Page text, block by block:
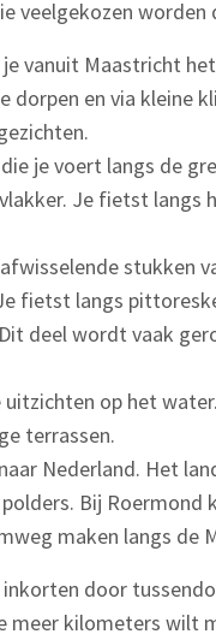
veelgekozen
vanuit Maastricht
en via kleine
je voert langs de
Je fietst langs
stukken
fietst langs
deel wordt vaak
op het
terrassen.
Nederland. Het
Bij Roermond
maken langs de
door
meer kilometers wilt